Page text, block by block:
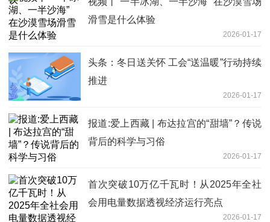
滑雪是什么体验
2026-01-17
头条：冬日送关怀 工会“送温暖”行动持续
推进
2026-01-17
报道:爱上西藏 | 布达拉宫的“甜墙”？传说
背后的科学与习俗
2026-01-17
首次突破10万亿千瓦时！从2025年全社
会用电量数据透视经济运行亮点
2026-01-17